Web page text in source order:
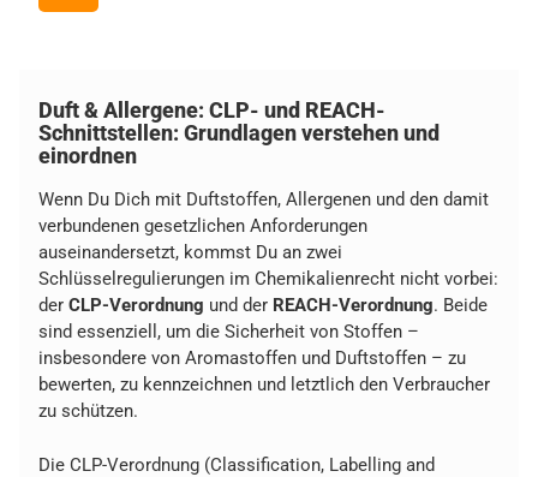
Duft & Allergene: CLP- und REACH-
Schnittstellen: Grundlagen verstehen und
einordnen
Wenn Du Dich mit Duftstoffen, Allergenen und den damit
verbundenen gesetzlichen Anforderungen
auseinandersetzt, kommst Du an zwei
Schlüsselregulierungen im Chemikalienrecht nicht vorbei:
der CLP-Verordnung und der REACH-Verordnung. Beide
sind essenziell, um die Sicherheit von Stoffen –
insbesondere von Aromastoffen und Duftstoffen – zu
bewerten, zu kennzeichnen und letztlich den Verbraucher
zu schützen.
Die CLP-Verordnung (Classification, Labelling and